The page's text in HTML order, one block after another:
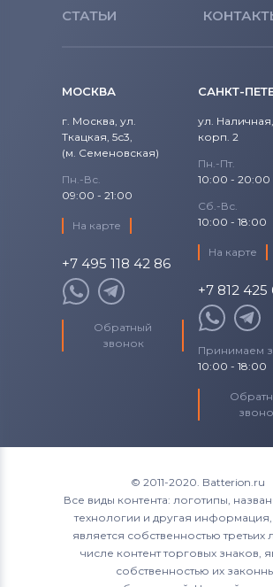
СТАТЬИ
МОСКВА
г. Москва, ул.
Ткацкая, 5с3,
(м. Семеновская)
Пн.-Вс.
09:00 - 21:00
На карте
+7 495 118 42 86
Обратный
звонок
САНКТ-
ул.
корп. 2
Пн.-Пт.
10:00 - 20:00
Сб.-Вс.
10:00 - 18:00
На карте
+7 812 425
Принимаем
10:00 - 18:00
© 2011-2020. Batterion.ru
Все виды контента: логотипы,
технологии и другая
является собственностью третьих
числе контент торговых знаков,
собственностью их